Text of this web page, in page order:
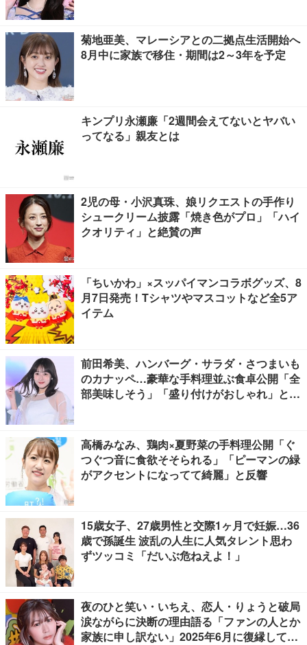
菊地亜美、マレーシアとの二拠点生活開始へ
8月中に家族で移住・期間は2～3年を予定
キンプリ永瀬廉「2週間会えてないとヤバい
ってなる」親友とは
2児の母・小沢真珠、娘リクエストの手作り
シュークリーム披露「焼き色がプロ」「ハイ
クオリティ」と絶賛の声
「ちいかわ」×スッパイマンコラボグッズ、8
月7日発売！Tシャツやマスコットなど全5ア
イテム
前田希美、ハンバーグ・サラダ・さつまいも
のカナッペ…豪華な手料理並ぶ食卓公開「全
部美味しそう」「盛り付けがおしゃれ」と絶
高橋みなみ、鶏肉×夏野菜の手料理公開「ぐ
つぐつ音に食欲そそられる」「ピーマンの緑
がアクセントになってて綺麗」と反響
15歳女子、27歳男性と交際1ヶ月で妊娠…36
歳で孫誕生 波乱の人生に人気タレント思わ
ずツッコミ「だいぶ危ねえよ！」
夜のひと笑い・いちえ、恋人・りょうと破局
涙ながらに決断の理由語る「ファンの人とか
家族に申し訳ない」2025年6月に復縁してい